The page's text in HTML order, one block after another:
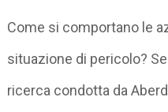
Come si comportano le
situazione di pericolo?
ricerca condotta da